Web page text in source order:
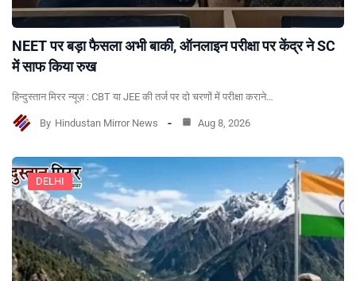
NEET पर बड़ा फैसला अभी बाकी, ऑनलाइन परीक्षा पर केंद्र ने SC
में साफ किया रुख
हिन्दुस्तान मिरर न्यूज़ : CBT या JEE की तर्ज पर दो चरणों में परीक्षा कराने…
By Hindustan Mirror News Aug 8, 2026
DELHI